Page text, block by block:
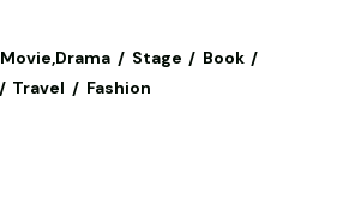
Movie,Drama Stage
Book
Travel Fashion